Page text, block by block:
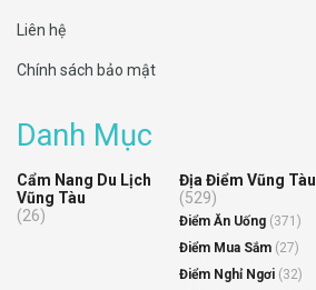
Liên hệ
Chính sách bảo mật
Danh Mục
Cẩm Nang Du Lịch
Vũng Tàu
(26)
Địa Điểm Vũng Tàu
(529)
Điểm Ăn Uống (371)
Điểm Mua Sắm (27)
Điểm Nghỉ Ngơi (32)